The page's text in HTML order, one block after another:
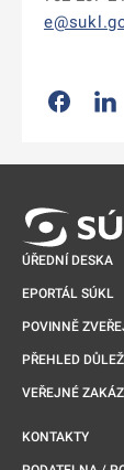
ÚŘEDNÍ DESKA
EPORTÁL SÚKL
POVINNĚ
PŘEHLED
VEŘEJNÉ
KONTAKTY